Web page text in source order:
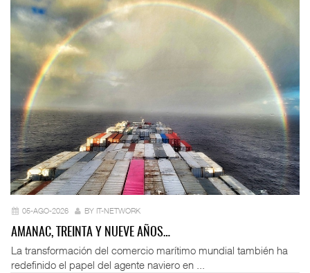
05-AGO-2026 BY IT-NETWORK
AMANAC, TREINTA Y NUEVE AÑOS…
La transformación del comercio marítimo mundial también ha
redefinido el papel del agente naviero en ...